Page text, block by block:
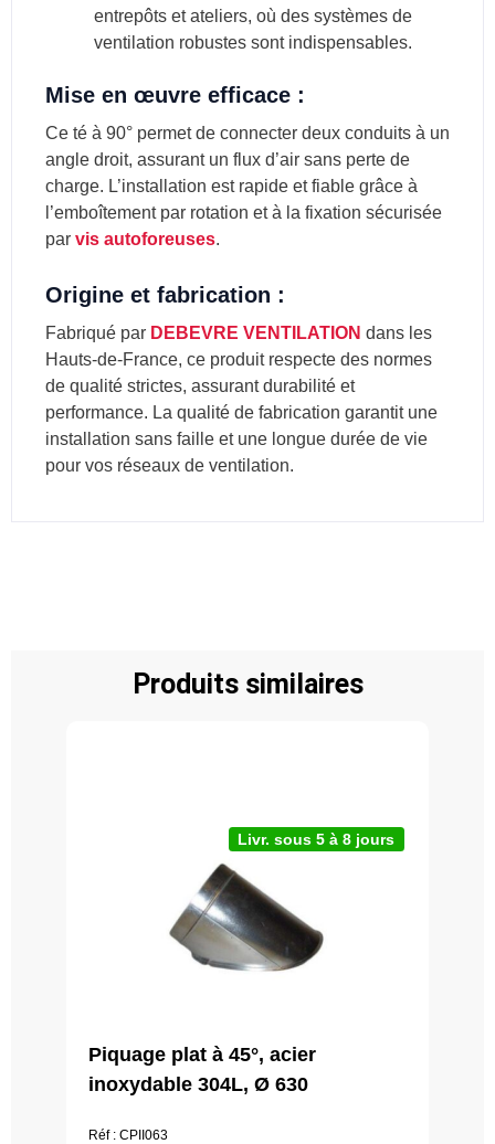
entrepôts et ateliers, où des systèmes de
ventilation robustes sont indispensables.
Mise en œuvre efficace :
Ce té à 90° permet de connecter deux conduits à un
angle droit, assurant un flux d’air sans perte de
charge. L’installation est rapide et fiable grâce à
l’emboîtement par rotation et à la fixation sécurisée
par vis autoforeuses.
Origine et fabrication :
Fabriqué par DEBEVRE VENTILATION dans les
Hauts-de-France, ce produit respecte des normes
de qualité strictes, assurant durabilité et
performance. La qualité de fabrication garantit une
installation sans faille et une longue durée de vie
pour vos réseaux de ventilation.
Produits similaires
Livr. sous 5 à 8 jours
Piquage plat à 45°, acier
inoxydable 304L, Ø 630
Réf : CPII063